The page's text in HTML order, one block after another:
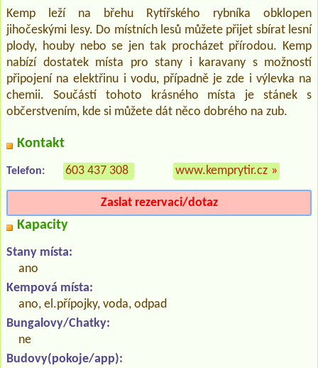
Kemp leží na břehu Rytířského rybníka obklopen
jihočeskými lesy. Do místních lesů můžete přijet sbírat lesní
plody, houby nebo se jen tak procházet přírodou. Kemp
nabízí dostatek místa pro stany i karavany s možností
připojení na elektřinu i vodu, případně je zde i výlevka na
chemii. Součástí tohoto krásného místa je stánek s
občerstvením, kde si můžete dát něco dobrého na zub.
Kontakt
Telefon: 603 437 308 www.kemprytir.cz »
Zaslat rezervaci/dotaz
Kapacity
Stany místa:
ano
Kempová místa:
ano, el.přípojky, voda, odpad
Bungalovy/Chatky:
ne
Budovy(pokoje/app):